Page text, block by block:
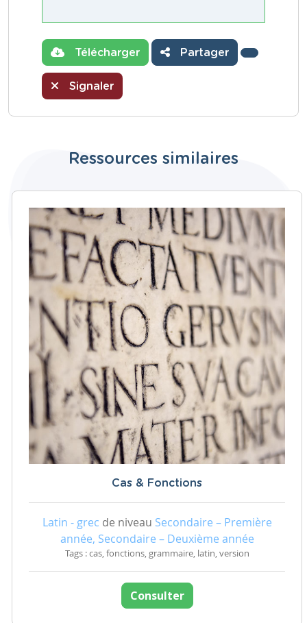
Télécharger Partager
Signaler
Ressources similaires
Cas & Fonctions
Latin - grec de niveau Secondaire – Première
année, Secondaire – Deuxième année
Tags : cas, fonctions, grammaire, latin, version
Consulter